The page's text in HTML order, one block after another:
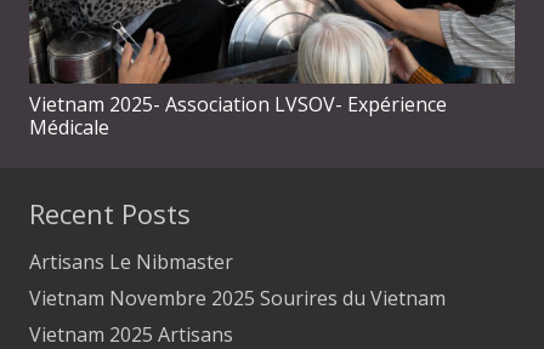
Vietnam 2025- Association LVSOV- Expérience
Médicale
Recent Posts
Artisans Le Nibmaster
Vietnam Novembre 2025 Sourires du Vietnam
Vietnam 2025 Artisans